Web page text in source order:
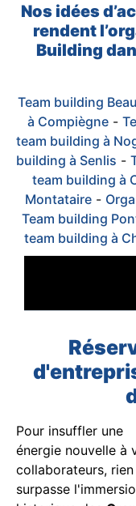
Nos idées
rendent
Building
Team building
à Compiègne -
team building à
building à Senlis -
team building à
Montataire-
Team building
team building à
Pour insuffler une
énergie nouvelle à
collaborateurs, rien
surpasse